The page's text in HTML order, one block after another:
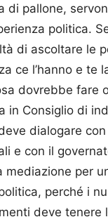
di pallone,
politica.
di ascoltare le
ce l’hanno e te
dovrebbe fare
in Consiglio di
dialogare
e con il
mediazione per
perché i
deve tenere